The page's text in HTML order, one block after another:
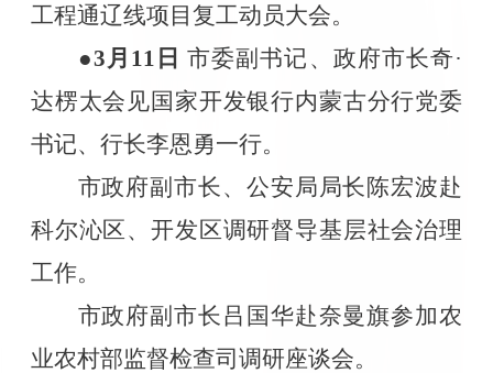
工程通辽线项目复工动员大会。
●3 月 11 日市委副书记、政府市长奇·
达楞太会见国家开发银行内蒙古分行党委
书记、行长李恩勇一行。
市政府副市长、公安局局长陈宏波赴
科尔沁区、开发区调研督导基层社会治理
工作。
市政府副市长吕国华赴奈曼旗参加农
业农村部监督检查司调研座谈会。